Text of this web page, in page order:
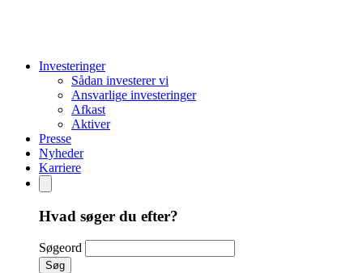
Investeringer
Sådan investerer vi
Ansvarlige investeringer
Afkast
Aktiver
Presse
Nyheder
Karriere
Hvad søger du efter?
Søgeord
Søg